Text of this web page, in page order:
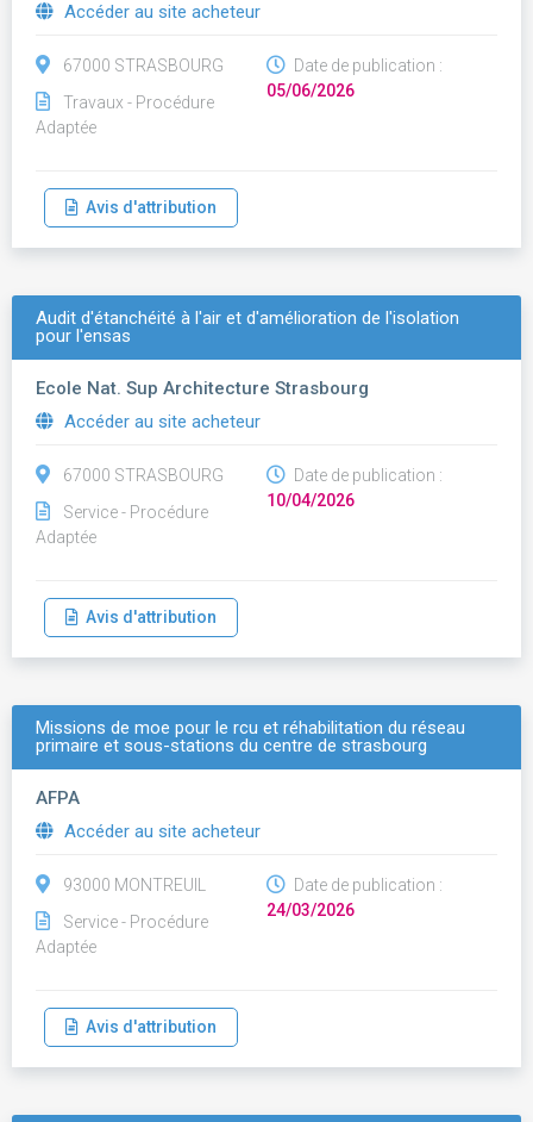
Accéder au site acheteur
67000 STRASBOURG
Travaux - Procédure
Adaptée
Date de publication :
05/06/2026
Avis d'attribution
Audit d'étanchéité à l'air et d'amélioration de l'isolation
pour l'ensas
Ecole Nat. Sup Architecture Strasbourg
Accéder au site acheteur
67000 STRASBOURG
Service - Procédure
Adaptée
Date de publication :
10/04/2026
Avis d'attribution
Missions de moe pour le rcu et réhabilitation du réseau
primaire et sous-stations du centre de strasbourg
AFPA
Accéder au site acheteur
93000 MONTREUIL
Service - Procédure
Adaptée
Date de publication :
24/03/2026
Avis d'attribution